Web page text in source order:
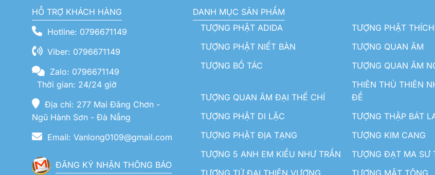
HỖ TRỢ KHÁCH HÀNG
Hotline: 0796671149
Viber: 0796671149
Zalo: 0796671149
Thời gian: 24/24 giờ
Địa chỉ: 277 Mai Đăng Chơn -
Ngũ Hành Sơn - Đà Nẵng
Email: Vanlong0109@gmail.com
ĐĂNG KÝ NHẬN THÔNG BÁO
DANH MỤC SẢN PHẨM
TƯỢNG PHẬT ADIDA
TƯỢNG PHẬT
TƯỢNG PHẬT NIẾT BÀN
TƯỢNG QUAN ÂM
TƯỢNG BỒ TÁC
TƯỢNG QUAN ÂM
TƯỢNG QUAN ÂM ĐẠI THẾ CHÍ
THIÊN THỦ THIÊN
ĐỀ
TƯỢNG PHẬT DI LẶC
TƯỢNG THẬP BÁT
TƯỢNG PHẬT ĐỊA TẠNG
TƯỢNG KIM CANG
TƯỢNG 5 ANH EM KIỀU NHƯ TRẦN
TƯỢNG ĐẠT MA SƯ
TƯỢNG TỨ ĐẠI THIÊN VƯƠNG
TƯỢNG MẬT TÔNG